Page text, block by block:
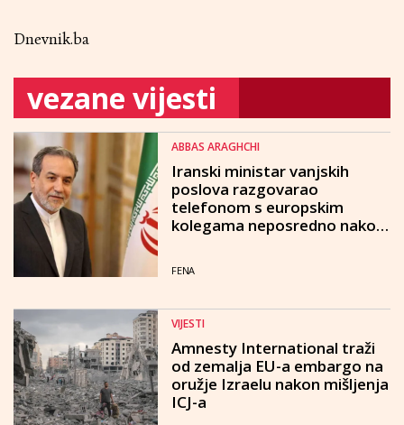
Dnevnik.ba
vezane vijesti
ABBAS ARAGHCHI
Iranski ministar vanjskih
poslova razgovarao
telefonom s europskim
kolegama neposredno nakon
FENA
VIJESTI
Amnesty International traži
od zemalja EU-a embargo na
oružje Izraelu nakon mišljenja
ICJ-a